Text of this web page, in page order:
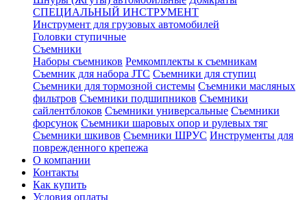
СПЕЦИАЛЬНЫЙ ИНСТРУМЕНТ
Инструмент для грузовых автомобилей
Головки ступичные
Съемники
Наборы съемников Ремкомплекты к съемникам
Съемник для набора JTC Съемники для ступиц
Съемники для тормозной системы Съемники масляных
фильтров Съемники подшипников Съемники
сайлентблоков Съемники универсальные Съемники
форсунок Съемники шаровых опор и рулевых тяг
Съемники шкивов Съемники ШРУС Инструменты для
поврежденного крепежа
О компании
Контакты
Как купить
Условия оплаты